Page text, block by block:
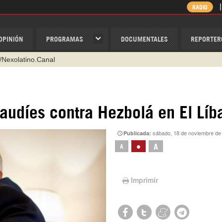
PROGRAMAS DOCUMENTALES
RADIO
79 29 404
contra Hezbolá en El
Publicada:sábado, 18 de noviembre
A • A
Imprimir